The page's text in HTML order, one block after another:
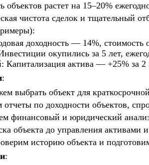
объектов растет на 15–20%
чистота сделок и тщательный
доходность — 14%, стоимость
окупились за 5 лет,
Капитализация актива — +25% за 2
:
выбрать объект для
по доходности объектов,
финансовый и юридический
объекта до управления активами
историю объекта и
: